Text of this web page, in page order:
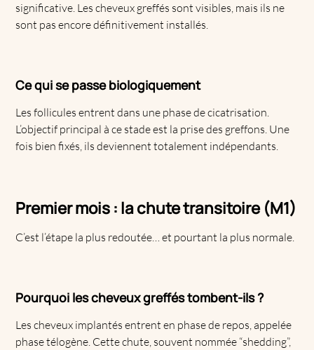
significative. Les cheveux greffés sont visibles, mais ils ne
sont pas encore définitivement installés.
Ce qui se passe biologiquement
Les follicules entrent dans une phase de cicatrisation.
L’objectif principal à ce stade est la prise des greffons. Une
fois bien fixés, ils deviennent totalement indépendants.
Premier mois : la chute transitoire (M1)
C’est l’étape la plus redoutée… et pourtant la plus normale.
Pourquoi les cheveux greffés tombent-ils ?
Les cheveux implantés entrent en phase de repos, appelée
phase télogène. Cette chute, souvent nommée “shedding”,